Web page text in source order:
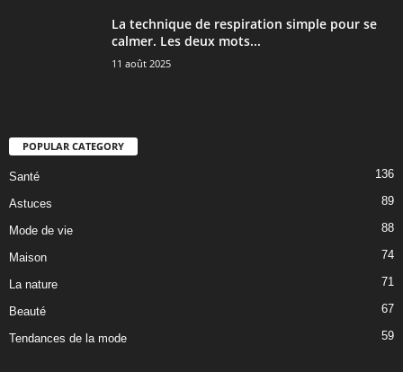
La technique de respiration simple pour se
calmer. Les deux mots...
11 août 2025
POPULAR CATEGORY
Santé 136
Astuces 89
Mode de vie 88
Maison 74
La nature 71
Beauté 67
Tendances de la mode 59